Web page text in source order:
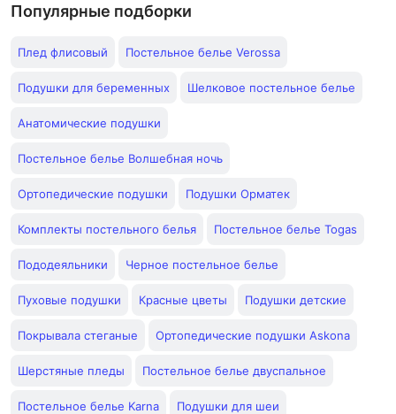
Популярные подборки
Плед флисовый Постельное белье Verossa
Подушки для беременных Шелковое постельное белье
Анатомические подушки
Постельное белье Волшебная ночь
Ортопедические подушки Подушки Орматек
Комплекты постельного белья Постельное белье Togas
Пододеяльники Черное постельное белье
Пуховые подушки Красные цветы Подушки детские
Покрывала стеганые Ортопедические подушки Askona
Шерстяные пледы Постельное белье двуспальное
Постельное белье Karna Подушки для шеи